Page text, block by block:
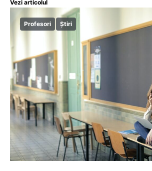
Vezi articolul
Profesori Știri